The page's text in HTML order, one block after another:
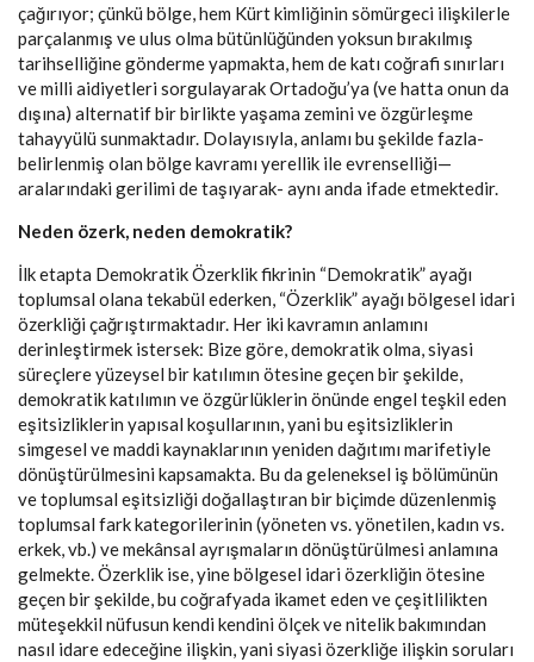
çağırıyor; çünkü bölge, hem Kürt kimliğinin sömürgeci ilişkilerle
parçalanmış ve ulus olma bütünlüğünden yoksun bırakılmış
tarihselliğine gönderme yapmakta, hem de katı coğrafi sınırları
ve milli aidiyetleri sorgulayarak Ortadoğu’ya (ve hatta onun da
dışına) alternatif bir birlikte yaşama zemini ve özgürleşme
tahayyülü sunmaktadır. Dolayısıyla, anlamı bu şekilde fazla-
belirlenmiş olan bölge kavramı yerellik ile evrenselliği—
aralarındaki gerilimi de taşıyarak- aynı anda ifade etmektedir.
Neden özerk, neden demokratik?
İlk etapta Demokratik Özerklik fikrinin “Demokratik” ayağı
toplumsal olana tekabül ederken, “Özerklik” ayağı bölgesel idari
özerkliği çağrıştırmaktadır. Her iki kavramın anlamını
derinleştirmek istersek: Bize göre, demokratik olma, siyasi
süreçlere yüzeysel bir katılımın ötesine geçen bir şekilde,
demokratik katılımın ve özgürlüklerin önünde engel teşkil eden
eşitsizliklerin yapısal koşullarının, yani bu eşitsizliklerin
simgesel ve maddi kaynaklarının yeniden dağıtımı marifetiyle
dönüştürülmesini kapsamakta. Bu da geleneksel iş bölümünün
ve toplumsal eşitsizliği doğallaştıran bir biçimde düzenlenmiş
toplumsal fark kategorilerinin (yöneten vs. yönetilen, kadın vs.
erkek, vb.) ve mekânsal ayrışmaların dönüştürülmesi anlamına
gelmekte. Özerklik ise, yine bölgesel idari özerkliğin ötesine
geçen bir şekilde, bu coğrafyada ikamet eden ve çeşitlilikten
müteşekkil nüfusun kendi kendini ölçek ve nitelik bakımından
nasıl idare edeceğine ilişkin, yani siyasi özerkliğe ilişkin soruları